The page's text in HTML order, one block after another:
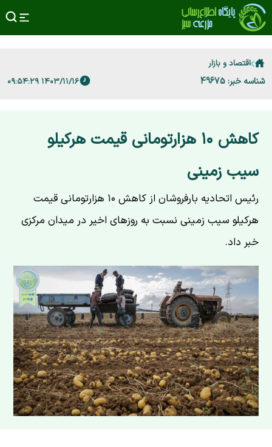
اقتصاد و بازار
شناسه خبر: 49675 ۱۴۰۳/۱۱/۱۶ ۰۹:۵۴:۲۹
کاهش ۱۰ هزارتومانی قیمت هرکیلو
سیب زمینی
رئیس اتحادیه بارفروشان از کاهش ۱۰ هزارتومانی قیمت
هرکیلو سیب زمینی نسبت به روزهای اخیر در میدان مرکزی
خبر داد.